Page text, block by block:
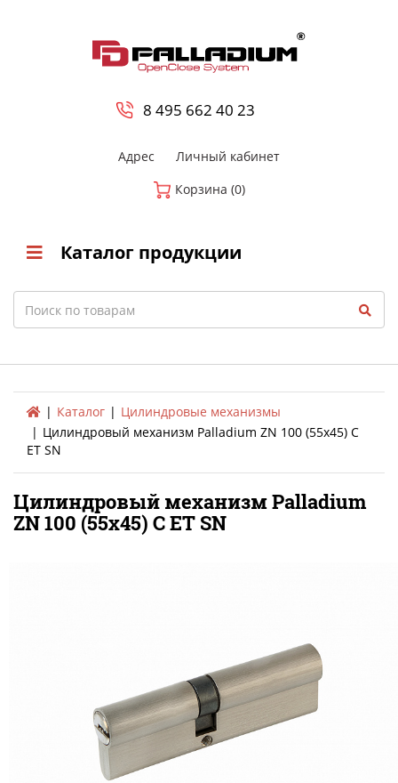
8 495 662 40 23
Адрес
Личный кабинет
Корзина (0)
Каталог продукции
Search
Каталог
Цилиндровые механизмы
Цилиндровый механизм Palladium ZN 100 (55х45) C
ЕТ SN
Цилиндровый механизм Palladium
ZN 100 (55х45) C ЕТ SN